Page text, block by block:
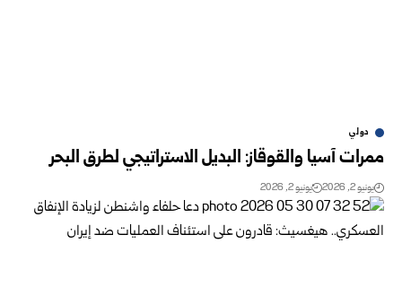
دولي
ممرات آسيا والقوقاز: البديل الاستراتيجي لطرق البحر
يونيو 2, 2026 يونيو 2, 2026